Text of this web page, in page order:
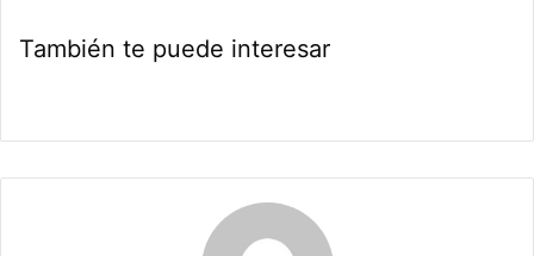
También te puede interesar